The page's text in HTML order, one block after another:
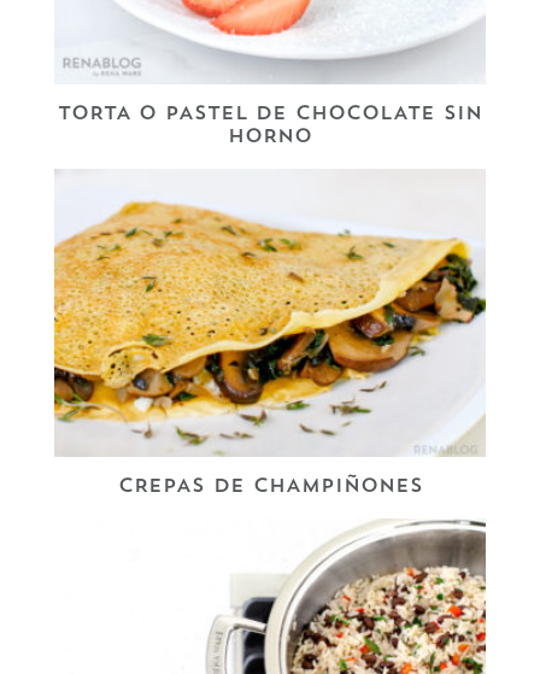
TORTA O PASTEL DE CHOCOLATE SIN
HORNO
CREPAS DE CHAMPIÑONES